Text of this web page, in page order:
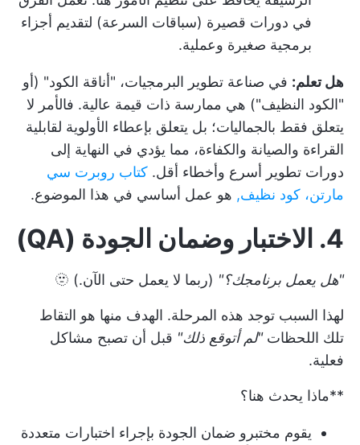
في دورات قصيرة (سباقات السرعة) لتقديم أجزاء
برمجية صغيرة وعملية.
هل تعلم: في صناعة تطوير البرمجيات، "أناقة الكود" (أو
"الكود النظيف") هي ممارسة ذات قيمة عالية. فالأمر لا
يتعلق فقط بالجماليات؛ بل يتعلق بإعطاء الأولوية لقابلية
القراءة والصيانة والكفاءة، مما يؤدي في النهاية إلى
دورات تطوير أسرع وأخطاء أقل. كتاب روبرت سي
مارتن، كود نظيف, هو عمل أساسي في هذا الموضوع.
4. الاختبار وضمان الجودة (QA)
"هل يعمل برنامجك؟" (ربما لا يعمل حتى الآن.) 🫥
لهذا السبب توجد هذه المرحلة. الهدف منها هو التقاط
تلك اللحظات"لم أتوقع ذلك" قبل أن تصبح مشاكل
فعلية.
**ماذا يحدث هنا؟
يقوم مختبرو ضمان الجودة بإجراء اختبارات متعددة